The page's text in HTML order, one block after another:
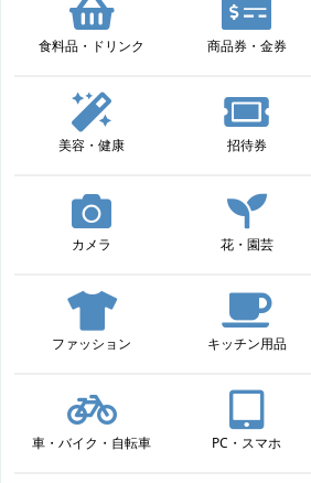
食料品・ドリンク 商品券・金券
美容・健康 招待券
カメラ 花・園芸
ファッション キッチン用品
車・バイク・自転車 PC・スマホ